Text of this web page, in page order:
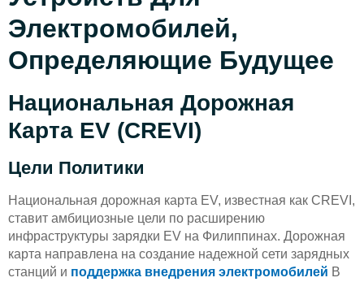
Электромобилей,
Определяющие Будущее
Национальная Дорожная
Карта EV (CREVI)
Цели Политики
Национальная дорожная карта EV, известная как CREVI,
ставит амбициозные цели по расширению
инфраструктуры зарядки EV на Филиппинах. Дорожная
карта направлена на создание надежной сети зарядных
станций и поддержка внедрения электромобилей В